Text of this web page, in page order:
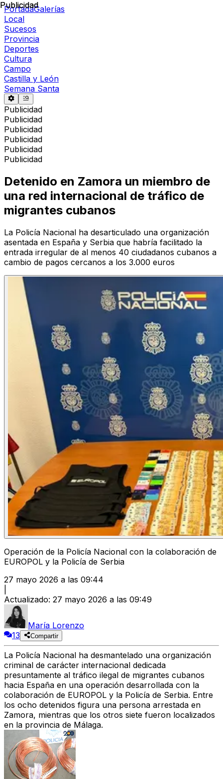
PortadaGalerías
Local
Sucesos
Provincia
Deportes
Cultura
Campo
Castilla y León
Semana Santa
Publicidad
Publicidad
Publicidad
Publicidad
Publicidad
Publicidad
Publicidad
Detenido en Zamora un miembro de
una red internacional de tráfico de
migrantes cubanos
La Policía Nacional ha desarticulado una organización
asentada en España y Serbia que habría facilitado la
entrada irregular de al menos 40 ciudadanos cubanos a
cambio de pagos cercanos a los 3.000 euros
Operación de la Policía Nacional con la colaboración de
EUROPOL y la Policía de Serbia
27 mayo 2026 a las 09:44
Actualizado: 27 mayo 2026 a las 09:49
María Lorenzo
13
Compartir
La Policía Nacional ha desmantelado una organización
criminal de carácter internacional dedicada
presuntamente al tráfico ilegal de migrantes cubanos
hacia España en una operación desarrollada con la
colaboración de EUROPOL y la Policía de Serbia. Entre
los ocho detenidos figura una persona arrestada en
Zamora, mientras que los otros siete fueron localizados
en la provincia de Málaga.
Publicidad